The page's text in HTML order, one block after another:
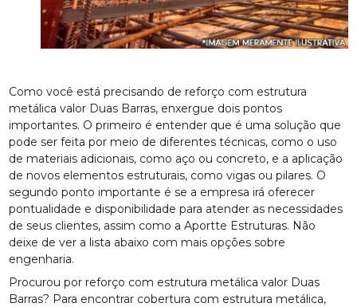
Como você está precisando de reforço com estrutura
metálica valor Duas Barras, enxergue dois pontos
importantes. O primeiro é entender que é uma solução que
pode ser feita por meio de diferentes técnicas, como o uso
de materiais adicionais, como aço ou concreto, e a aplicação
de novos elementos estruturais, como vigas ou pilares. O
segundo ponto importante é se a empresa irá oferecer
pontualidade e disponibilidade para atender as necessidades
de seus clientes, assim como a Aportte Estruturas. Não
deixe de ver a lista abaixo com mais opções sobre
engenharia.
Procurou por reforço com estrutura metálica valor Duas
Barras? Para encontrar cobertura com estrutura metálica,